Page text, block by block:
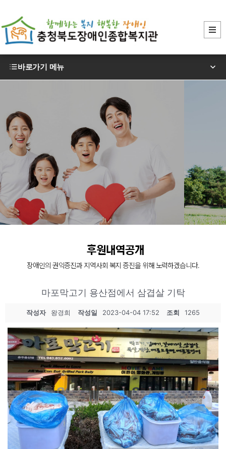
바로가기 메뉴
후원내역공개
장애인의 권익증진과 지역사회 복지 증진을 위해 노력하겠습니다.
마포막고기 용산점에서 삼겹살 기탁
작성자 왕경희 작성일 2023-04-04 17:52 조회 1265